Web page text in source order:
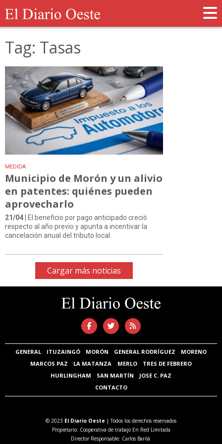
Tag: Tasas
MEDIDA
Municipio de Morón y un alivio
en patentes: quiénes pueden
aprovecharlo
21/04 | El beneficio por pago anticipado creció
respecto al año previo y apunta a incentivar la
cancelación anual del tributo local.
Cargar más noticias
GENERAL ITUZAINGÓ MORÓN GENERAL RODRÍGUEZ
MORENO
MARCOS PAZ
LA MATANZA MERLO
TRES DE FEBRERO
HURLINGHAM
SAN MARTÍN
JOSE C. PAZ
CONTACTO
© 2023 El Diario Oeste | Todos los derechos reservados
Propietario: Cooperativa de trabajo En Red Limitada
Director Responsable: Carlos Barilá